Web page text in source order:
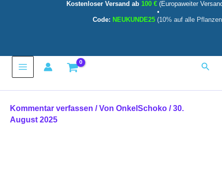
Kostenloser Versand ab 100 € (Europaweiter
•
Code: NEUKUNDE25 (10% auf alle
Main
Kommentar verfassen / Von OnkelSchoko /30.
August 2025